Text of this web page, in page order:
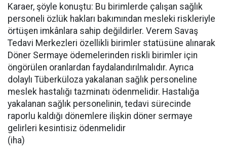
Karaer, şöyle konuştu: Bu birimlerde çalışan sağlık
personeli özlük hakları bakımından mesleki riskleriyle
örtüşen imkânlara sahip değildirler. Verem Savaş
Tedavi Merkezleri özellikli birimler statüsüne alınarak
Döner Sermaye ödemelerinden riskli birimler için
öngörülen oranlardan faydalandırılmalıdır. Ayrıca
dolaylı Tüberküloza yakalanan sağlık personeline
meslek hastalığı tazminatı ödenmelidir. Hastalığa
yakalanan sağlık personelinin, tedavi sürecinde
raporlu kaldığı dönemlere ilişkin döner sermaye
gelirleri kesintisiz ödenmelidir
(iha)